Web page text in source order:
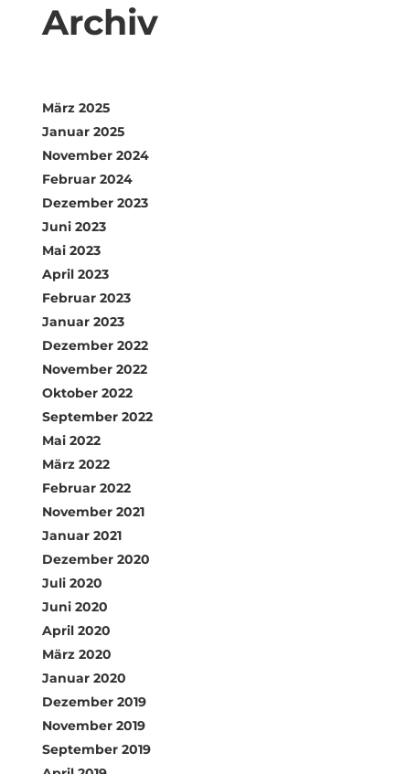
Archiv
März 2025
Januar 2025
November 2024
Februar 2024
Dezember 2023
Juni 2023
Mai 2023
April 2023
Februar 2023
Januar 2023
Dezember 2022
November 2022
Oktober 2022
September 2022
Mai 2022
März 2022
Februar 2022
November 2021
Januar 2021
Dezember 2020
Juli 2020
Juni 2020
April 2020
März 2020
Januar 2020
Dezember 2019
November 2019
September 2019